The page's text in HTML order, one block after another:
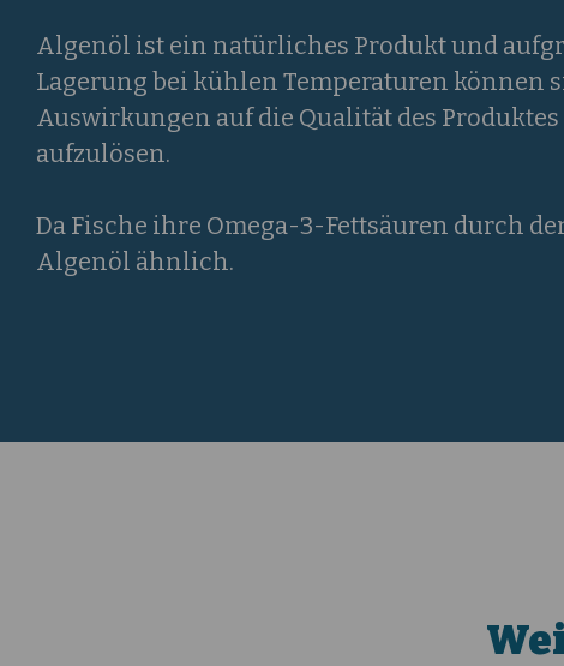
Algenöl ist ein natürliches Produkt und
Lagerung bei kühlen Temperaturen können
Auswirkungen auf die Qualität des
aufzulösen.
Da Fische ihre Omega-3-Fettsäuren durch
Algenöl ähnlich.